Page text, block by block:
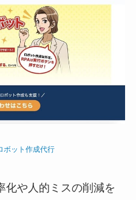
ボット作成代行
化や人的ミスの削減を